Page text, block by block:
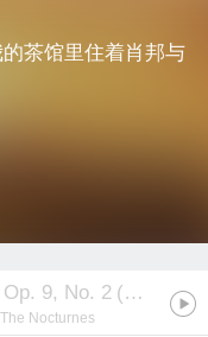
茶馆里住着肖邦与
9, No. 2 (肖邦：
Nocturnes